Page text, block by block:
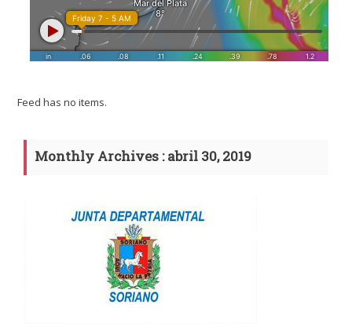
Feed has no items.
Monthly Archives : abril 30, 2019